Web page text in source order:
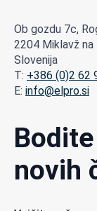
Ob gozdu 7c,
2204 Miklavž
Slovenija
T: +386 (0)2 62
E: info@elpro.si
novih